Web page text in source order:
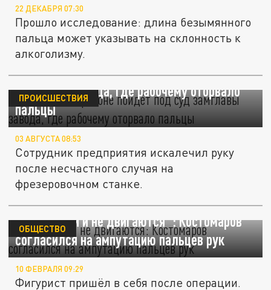
22 ДЕКАБРЯ 07:30
Прошло исследование: длина безымянного
пальца может указывать на склонность к
алкоголизму.
В Каневском районе пойдёт под суд
замглавы завода, где рабочему оторвало
пальцы
ПРОИСШЕСТВИЯ
03 АВГУСТА 08:53
Сотрудник предприятия искалечил руку
после несчастного случая на
фрезеровочном станке.
"Почернели и не двигаются": Костомаров
согласился на ампутацию пальцев рук
ОБЩЕСТВО
10 ФЕВРАЛЯ 09:29
Фигурист пришёл в себя после операции.